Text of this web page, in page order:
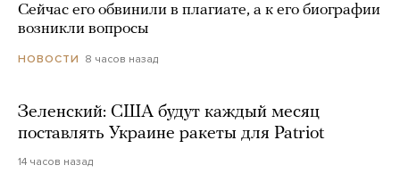
Сейчас его обвинили в плагиате, а к его биографии
возникли вопросы
НОВОСТИ 8 часов назад
Зеленский: США будут каждый месяц
поставлять Украине ракеты для Patriot
14 часов назад